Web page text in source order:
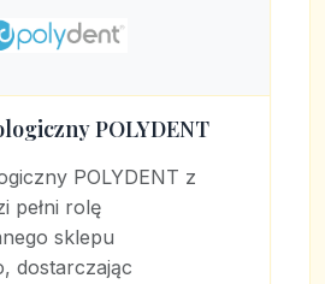
POLYDENT
POLYDENT z
pełni rolę
sklepu
dostarczając